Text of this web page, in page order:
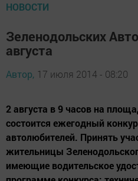
НОВОСТИ
Зеленодольских
августа
Автор, 17 июля 2014 - 08:20
2 августа в 9 часов на
состоится ежегодный
автолюбителей. Принять
жительницы
имеющие водительское